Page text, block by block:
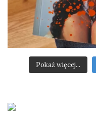
Pokaż więcej...